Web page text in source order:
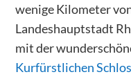
wenige Kilometer
Landeshauptstadt
mit der
Kurfürstlichen